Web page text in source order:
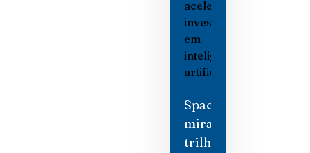
SpaceX
mira
trilhão